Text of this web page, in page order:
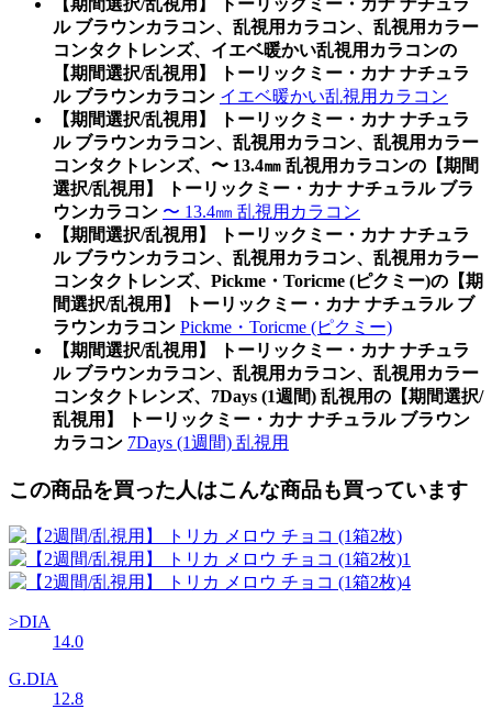
【期間選択/乱視用】 トーリックミー・カナ ナチュラ
ル ブラウンカラコン、乱視用カラコン、乱視用カラー
コンタクトレンズ、イエベ暖かい乱視用カラコンの
【期間選択/乱視用】 トーリックミー・カナ ナチュラ
ル ブラウンカラコン イエベ暖かい乱視用カラコン
【期間選択/乱視用】 トーリックミー・カナ ナチュラ
ル ブラウンカラコン、乱視用カラコン、乱視用カラー
コンタクトレンズ、〜 13.4㎜ 乱視用カラコンの【期間
選択/乱視用】 トーリックミー・カナ ナチュラル ブラ
ウンカラコン 〜 13.4㎜ 乱視用カラコン
【期間選択/乱視用】 トーリックミー・カナ ナチュラ
ル ブラウンカラコン、乱視用カラコン、乱視用カラー
コンタクトレンズ、Pickme・Toricme (ピクミー)の【期
間選択/乱視用】 トーリックミー・カナ ナチュラル ブ
ラウンカラコン Pickme・Toricme (ピクミー)
【期間選択/乱視用】 トーリックミー・カナ ナチュラ
ル ブラウンカラコン、乱視用カラコン、乱視用カラー
コンタクトレンズ、7Days (1週間) 乱視用の【期間選択/
乱視用】 トーリックミー・カナ ナチュラル ブラウン
カラコン 7Days (1週間) 乱視用
この商品を買った人はこんな商品も買っています
>DIA
14.0
G.DIA
12.8